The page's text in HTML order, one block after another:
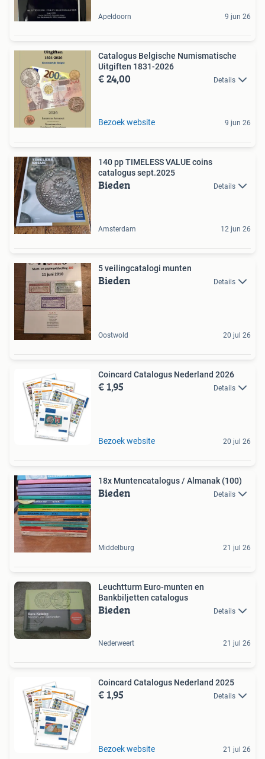
Apeldoorn 9 jun 26
Catalogus Belgische Numismatische
Uitgiften 1831-2026
€ 24,00 Details
Bezoek website 9 jun 26
140 pp TIMELESS VALUE coins
catalogus sept.2025
Bieden Details
Amsterdam 12 jun 26
5 veilingcatalogi munten
Bieden Details
Oostwold 20 jul 26
Coincard Catalogus Nederland 2026
€ 1,95 Details
Bezoek website 20 jul 26
18x Muntencatalogus / Almanak (100)
Bieden Details
Middelburg 21 jul 26
Leuchtturm Euro-munten en
Bankbiljetten catalogus
Bieden Details
Nederweert 21 jul 26
Coincard Catalogus Nederland 2025
€ 1,95 Details
Bezoek website 21 jul 26